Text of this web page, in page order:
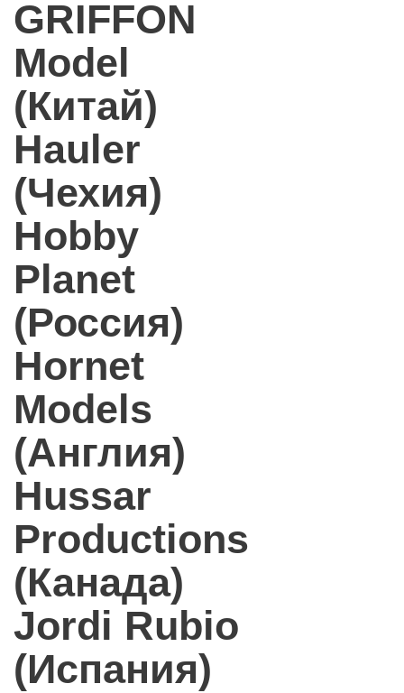
GRIFFON
Model
(Китай)
Hauler
(Чехия)
Hobby
Planet
(Россия)
Hornet
Models
(Англия)
Hussar
Productions
(Канада)
Jordi Rubio
(Испания)